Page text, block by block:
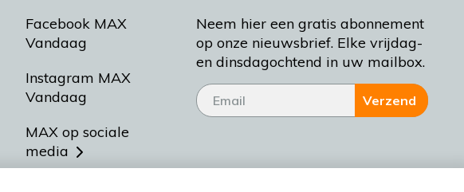
Facebook MAX
Vandaag
Instagram MAX
Vandaag
MAX op sociale
media
Neem hier een gratis abonnement
op onze nieuwsbrief. Elke vrijdag-
en dinsdagochtend in uw mailbox.
Verzend